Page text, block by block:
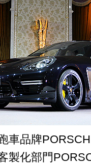
車品牌
製化部門